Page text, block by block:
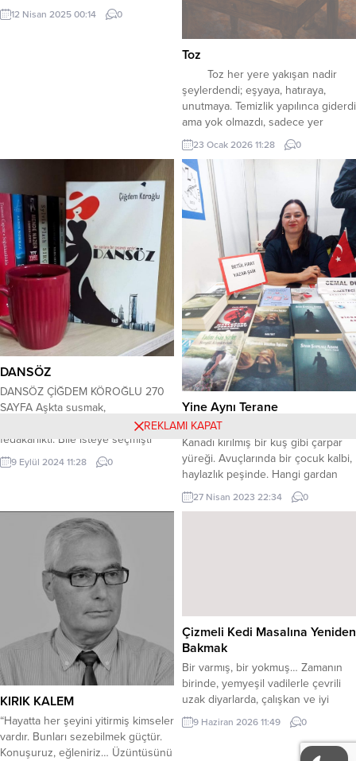
bir iz bıraktı. O iz, ne kadar silmek
istesek de, bir şekilde kalır. Aşk,
12 Nisan 2025 00:14 0
Toz
Toz her yere yakışan nadir
şeylerdendi; eşyaya, hatıraya,
unutmaya. Temizlik yapılınca giderdi
ama yok olmazdı, sadece yer
değiştirirdi. Cemil bunu bildiği için
haftalardır evi silmiyordu. Masada
üç şey vardı: yarısına kadar dolu bir
bardak su, tek başına bırakılmış bir
anahtar ve okunmamış bir gazete.
Gazetenin tarihi yeniydi ama
haberler...
23 Ocak 2026 11:28 0
DANSÖZ
DANSÖZ ÇİĞDEM KÖROĞLU 270
SAYFA Aşkta susmak,
kaybetmemek adına en büyük
fedakarlıktı. Bile isteye seçmişti
Mihra dans etmeyi, dansöz olmayı.
Çünkü dans etmek onun yaralarını
Geçmişten intikam alma, geleceğe
güvenle bakma sebebiydi. Çünkü
sadece dans ederken her şeyden
uzaklaşıp huzur bulabiliyordu....
9 Eylül 2024 11:28 0
Yine Aynı Terane
Yüzüne yalnızlığın gölgesi düşmüş.
Kanadı kırılmış bir kuş gibi çarpar
yüreği. Avuçlarında bir çocuk kalbi,
haylazlık peşinde. Hangi gardan
kalkar yalnızlık treni? Veyahut hangi
limanda demirlenir? Bir dem
27 Nisan 2023 22:34 0
KIRIK KALEM
“Hayatta her şeyini yitirmiş kimseler
vardır. Bunları sezebilmek güçtür.
Konuşuruz, eğleniriz… Üzüntüsünü
Çizmeli Kedi Masalına Yeniden
Bakmak
Bir varmış, bir yokmuş… Zamanın
birinde, yemyeşil vadilerle çevrili
uzak diyarlarda, çalışkan ve iyi
kalpli bir değirmenci yaşarmış. Bu
değirmencinin üç oğlu varmış.
Büyük oğlu evine ve ailesine
9 Haziran 2026 11:49 0
REKLAMI KAPAT